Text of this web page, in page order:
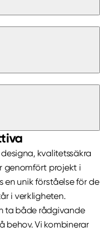
som visar
avvikelser som
och
risken för fel i
antalet noder och
av entreprenör,
och uppföljning av
till färdig
Vi säkerställer
och ser till att
kvalitetssäkra
genomfört projekt i
en unik förståelse för de
i verkligheten.
ta både rådgivande
behov. Vi kombinerar